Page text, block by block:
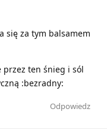
się za tym balsamem
przez ten śnieg i sól
:bezradny:
Odpowiedz